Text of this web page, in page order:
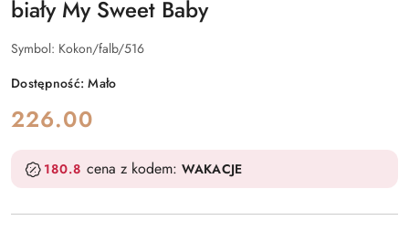
biały My Sweet Baby
Symbol: Kokon/falb/516
Dostępność:Mało
cena:
226.00
180.8 cena z kodem: WAKACJE